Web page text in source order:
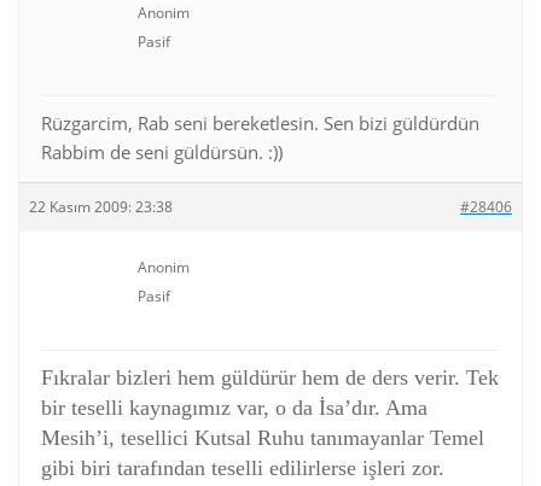
Anonim
Pasif
Rüzgarcim, Rab seni bereketlesin. Sen bizi güldürdün
Rabbim de seni güldürsün. :))
22 Kasım 2009: 23:38 #28406
Anonim
Pasif
Fıkralar bizleri hem güldürür hem de ders verir. Tek
bir teselli kaynagımız var, o da İsa’dır. Ama
Mesih’i, tesellici Kutsal Ruhu tanımayanlar Temel
gibi biri tarafından teselli edilirlerse işleri zor.